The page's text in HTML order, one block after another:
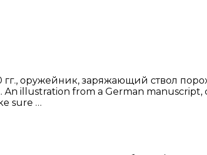
оружейник, заряжающий ствол
illustration from a German
sure …